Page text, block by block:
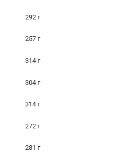
292 г
257 г
314 г
304 г
314 г
272 г
281 г